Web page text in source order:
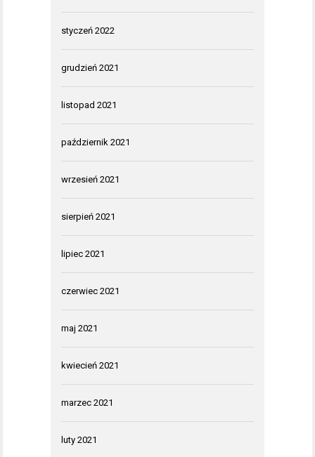
styczeń 2022
grudzień 2021
listopad 2021
październik 2021
wrzesień 2021
sierpień 2021
lipiec 2021
czerwiec 2021
maj 2021
kwiecień 2021
marzec 2021
luty 2021